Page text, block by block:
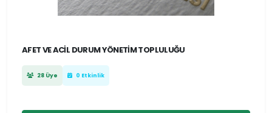
AFET VE ACIL DURUM YÖNETIM TOPLULUĞU
28 Üye 0 Etkinlik